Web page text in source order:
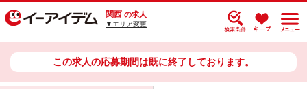
関西 の求人
▼エリア変更
この求人の応募期間は既に終了しております。